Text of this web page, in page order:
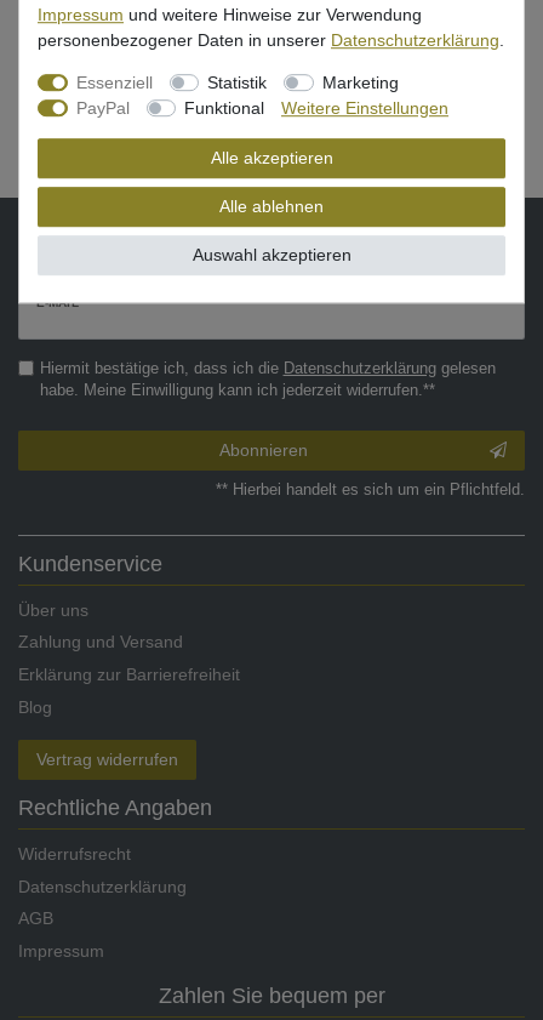
115,94 € *
In den Warenkorb
VORNAME NACHNAME
E-MAIL **
Newsletter
Hiermit bestätige ich, dass ich die Daten­schutz­erklärunggelesen
habe. Meine Einwilligung kann ich jederzeit widerrufen.**
Abonnieren
** Hierbei handelt es sich um ein Pflichtfeld.
Kundenservice
Über uns
Zahlung und Versand
Erklärung zur Barrierefreiheit
Blog
Vertrag widerrufen
Rechtliche Angaben
Widerrufsrecht
Datenschutzerklärung
AGB
Impressum
Zahlen Sie bequem per
Impressum und weitere Hinweise zur Verwendung
personenbezogener Daten in unserer Daten­schutz­erklärung
Essenziell Statistik Marketing
PayPal Funktional Weitere Einstellungen
Alle akzeptieren
Alle ablehnen
Auswahl akzeptieren